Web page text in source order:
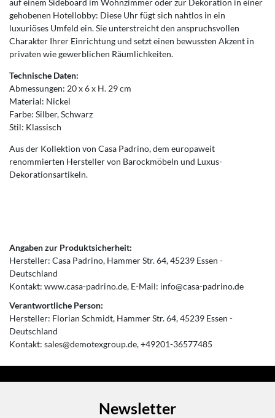
gehobenen Hotellobby: Diese Uhr fügt sich nahtlos in ein
luxuriöses Umfeld ein. Sie unterstreicht den anspruchsvollen
Charakter Ihrer Einrichtung und setzt einen bewussten Akzent in
privaten wie gewerblichen Räumlichkeiten.
Technische Daten:
Abmessungen: 20 x 6 x H. 29 cm
Material: Nickel
Farbe: Silber, Schwarz
Stil: Klassisch
Aus der Kollektion von Casa Padrino, dem europaweit
renommierten Hersteller von Barockmöbeln und Luxus-
Dekorationsartikeln.
Angaben zur Produktsicherheit:
Hersteller: Casa Padrino Hammer Str.64 45239 Essen
Deutschland
Kontakt: www.casa-padrino.de E-Mail: info@casa-padrino.de
Verantwortliche Person:
Hersteller: Florian Schmidt Hammer Str.64 45239 Essen
Deutschland
Kontakt: sales@demotexgroup.de +49201-36577485
Newsletter